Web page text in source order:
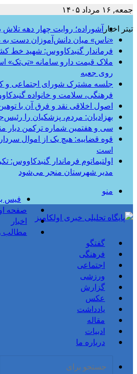
جمعه, ۱۶ مرداد ۱۴۰۵
تیتر اخبار آشوراده؛ روایت چهار دهه تلاش
«ناس» میان دانش‌آموزان دست
فرماندار گنبدکاووس: شهید خط
ملاک قیمت دارو سامانه «تی‌تک»
روی جعبه
جلسه مشترک شورای اجتماعی و
فرهنگی، سلامت و خانواده
اصول اخلاقی نقد و فرق آن با
بهزادیان: مردم، پزشکیان را
سی و هفتمین شماره ترکمن دیار
قوه قضاییه: هیچ یک از اموال
است
اولتیماتوم فرماندار گنبدکاووس:
مدیر شهرستان منجر می‌شود
فیس
منو
صفحه
اخبار
مطالب
گفتگو
فرهنگی
اجتماعی
ورزشی
گزارش
عکس
یادداشت
مقاله
ادبیات
درباره ما